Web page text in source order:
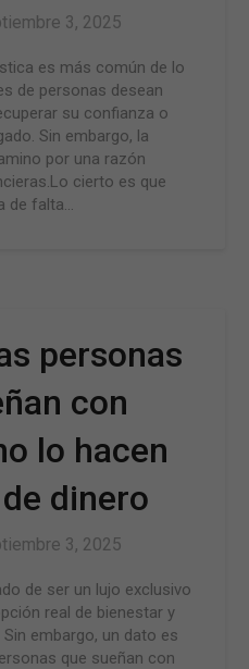
3, 2025
es más común de lo
de personas desean
su confianza o
Sin embargo, la
por una razón
cierto es que
de falta…
personas
con
lo hacen
dinero
3, 2025
de ser un lujo exclusivo
real de bienestar y
embargo, un dato es
que sueñan con